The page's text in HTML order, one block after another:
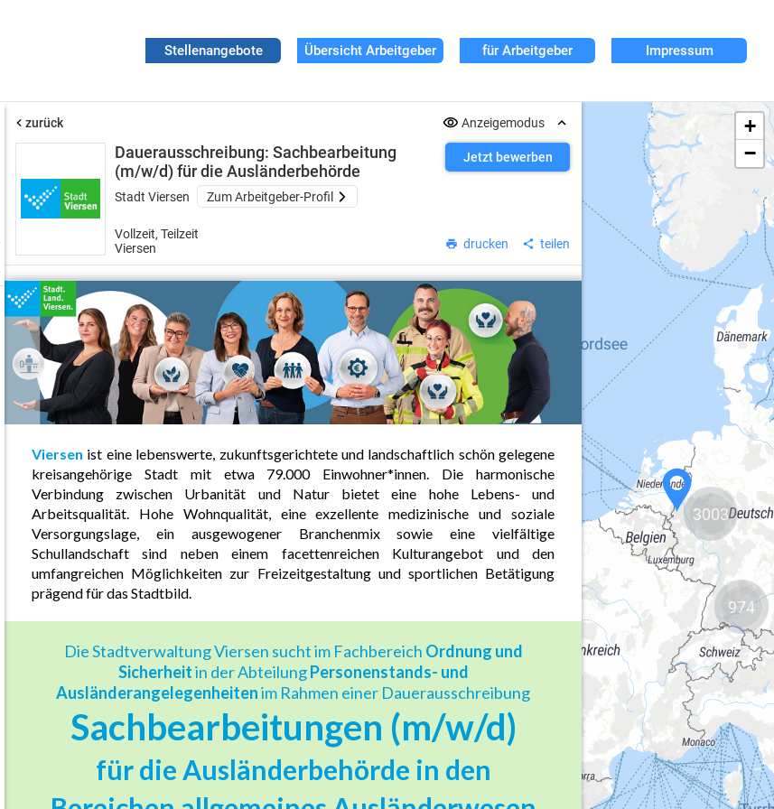
Stellenangebote Übersicht Arbeitgeber für Arbeitgeber Impressum
zurück Anzeigemodus
Dauerausschreibung: Sachbearbeitung
(m/w/d) für die Ausländerbehörde
Stadt Viersen Zum Arbeitgeber-Profil
Vollzeit, Teilzeit
Viersen
Jetzt bewerben
drucken teilen
3003
974
+
−